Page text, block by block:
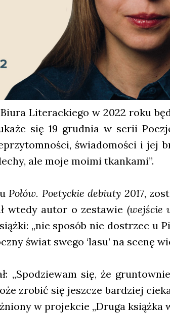
Lite­rac­kie­go w 2022 roku
się 19 grud­nia w serii
świa­do­mo­ści i jej
ale moje moimi tkan­ka­mi”.
Połów. Poetyc­kie debiu­ty 2017,
wte­dy autor o zesta­wie (wej­ście
„nie spo­sób nie dostrzec u
świat swe­go ‘lasu’ na sce­nę
„Spo­dzie­wam się, że
zro­bić się jesz­cze bar­dziej
w pro­jek­cie „Dru­ga książ­ka